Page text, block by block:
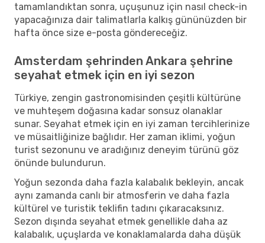
tamamlandıktan sonra, uçuşunuz için nasıl check-in
yapacağınıza dair talimatlarla kalkış gününüzden bir
hafta önce size e-posta göndereceğiz.
Amsterdam şehrinden Ankara şehrine
seyahat etmek için en iyi sezon
Türkiye, zengin gastronomisinden çeşitli kültürüne
ve muhteşem doğasına kadar sonsuz olanaklar
sunar. Seyahat etmek için en iyi zaman tercihlerinize
ve müsaitliğinize bağlıdır. Her zaman iklimi, yoğun
turist sezonunu ve aradığınız deneyim türünü göz
önünde bulundurun.
Yoğun sezonda daha fazla kalabalık bekleyin, ancak
aynı zamanda canlı bir atmosferin ve daha fazla
kültürel ve turistik teklifin tadını çıkaracaksınız.
Sezon dışında seyahat etmek genellikle daha az
kalabalık, uçuşlarda ve konaklamalarda daha düşük